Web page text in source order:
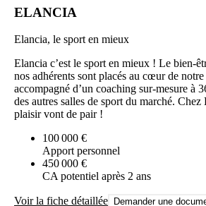
ELANCIA
Elancia, le sport en mieux
Elancia c’est le sport en mieux ! Le bien-
nos adhérents sont placés au cœur de
accompagné d’un coaching sur-mesure à
des autres salles de sport du marché. Chez
plaisir vont de pair !
100 000 €
Apport personnel
450 000 €
CA potentiel après 2 ans
Voir la fiche détaillée Demander une